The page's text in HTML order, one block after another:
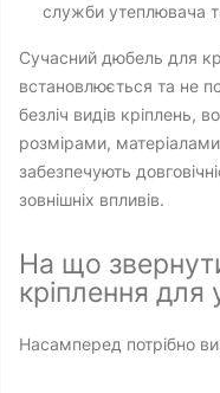
служби утеплювача
Сучасний дюбель для
встановлюється та не
безліч видів кріплень,
розмірами, матеріалами.
забезпечують
зовнішніх впливів.
На що
кріплення для
Насамперед потрібно